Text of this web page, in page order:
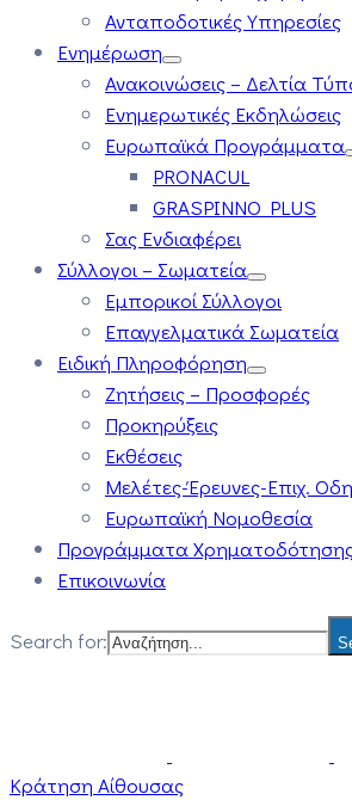
Ανταποδοτικές Υπηρεσίες
Ενημέρωση
Ανακοινώσεις – Δελτία
Ενημερωτικές Εκδηλώσεις
Ευρωπαϊκά Προγράμματα
PRONACUL
GRASPINNO PLUS
Σας Ενδιαφέρει
Σύλλογοι – Σωματεία
Εμπορικοί Σύλλογοι
Επαγγελματικά Σωματεία
Ειδική Πληροφόρηση
Ζητήσεις – Προσφορές
Προκηρύξεις
Εκθέσεις
Μελέτες-Έρευνες-Επιχ.
Ευρωπαϊκή Νομοθεσία
Προγράμματα
Επικοινωνία
Search for:
Κράτηση Αίθουσας